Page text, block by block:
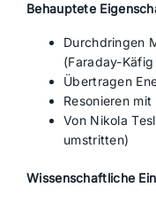
Behauptete
Durchdringen
(Faraday-
Übertragen
Resonieren
Von Nikola
umstritten)
Wissenschaftliche